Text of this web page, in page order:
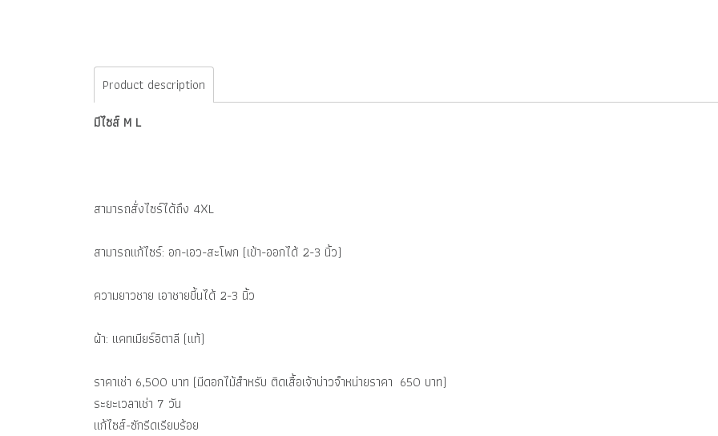
Product description
มีไซส์ M L
สามารถสั่งไซร์ได้ถึง 4XL
สามารถแก้ไซร์: อก-เอว-สะโพก (เข้า-ออกได้ 2-3 นิ้ว)
ความยาวชาย เอาชายขี้นได้ 2-3 นิ้ว
ผ้า: แคทเมียร์อิตาลี (แท้)
ราคาเช่า 6,500 บาท (มีดอกไม้สำหรับ ติดเสื้อเจ้าบ่าวจำหน่ายราคา 650 บาท)
ระยะเวลาเช่า 7 วัน
แก้ไซส์-ซักรีดเรียบร้อย